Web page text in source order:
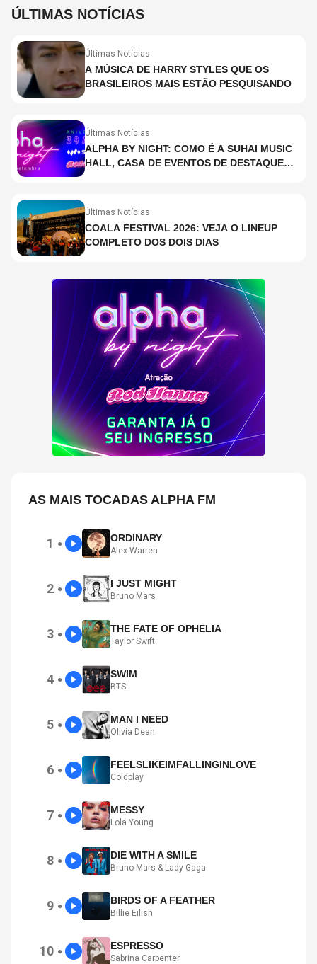
ÚLTIMAS NOTÍCIAS
Últimas Notícias
A MÚSICA DE HARRY STYLES QUE OS
BRASILEIROS MAIS ESTÃO PESQUISANDO
Últimas Notícias
ALPHA BY NIGHT: COMO É A SUHAI MUSIC
HALL, CASA DE EVENTOS DE DESTAQUE
Últimas Notícias
COALA FESTIVAL 2026: VEJA O LINEUP
COMPLETO DOS DOIS DIAS
AS MAIS TOCADAS ALPHA FM
1 ● ORDINARY
Alex Warren
2 ● I JUST MIGHT
Bruno Mars
3 ● THE FATE OF OPHELIA
Taylor Swift
4 ● SWIM
BTS
5 ● MAN I NEED
Olivia Dean
6 ● FEELSLIKEIMFALLINGINLOVE
Coldplay
7 ● MESSY
Lola Young
8 ● DIE WITH A SMILE
Bruno Mars & Lady Gaga
9 ● BIRDS OF A FEATHER
Billie Eilish
10 ● ESPRESSO
Sabrina Carpenter